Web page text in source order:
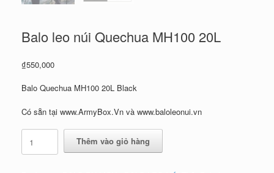
Balo leo núi Quechua MH100 20L
₫550,000
Balo Quechua MH100 20L Black
Có sẵn tại www.ArmyBox.Vn và www.baloleonui.vn
Balo
leo
núi
Thêm vào giỏ hàng